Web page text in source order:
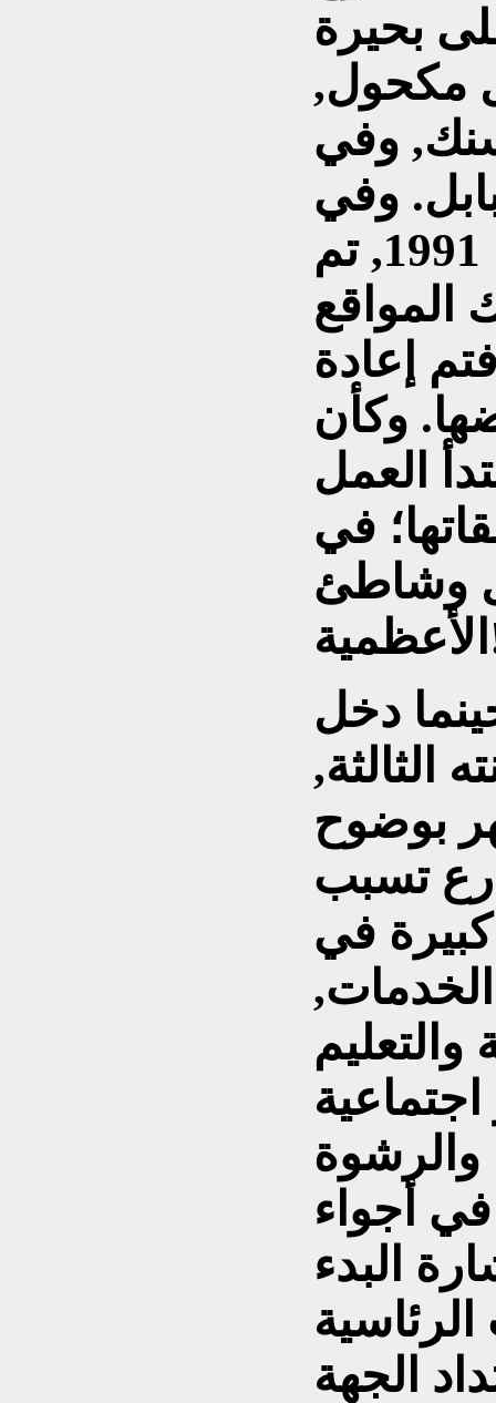
بحيرة
مكحول,
وفي
وفي
العدوان الثلاثيني سنة 1991, تم
المواقع
إعادة
وكأن
العمل
في
وشاطئ
1992, وحينما دخل
الثالثة,
بوضوح
تسبب
في
أجواء
البدء
الجهة